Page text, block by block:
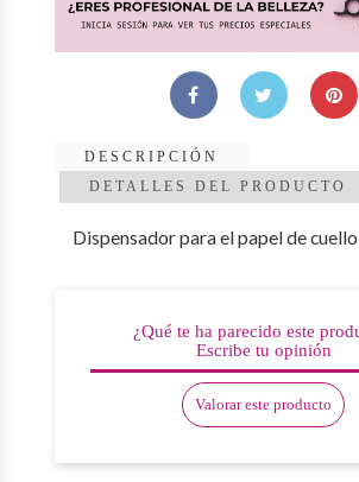
DESCRIPCIÓN
DETALLES DEL PRODUCTO
Dispensador para el papel de
¿Qué te ha parecido este
Escribe tu opinión
Valorar este producto